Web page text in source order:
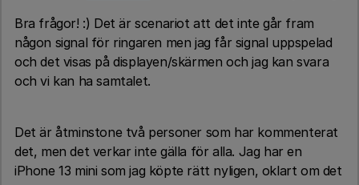
Bra frågor! :) Det är scenariot att det inte går fram
någon signal för ringaren men jag får signal uppspelad
och det visas på displayen/skärmen och jag kan svara
och vi kan ha samtalet.
Det är åtminstone två personer som har kommenterat
det, men det verkar inte gälla för alla. Jag har en
iPhone 13 mini som jag köpte rätt nyligen, oklart om det